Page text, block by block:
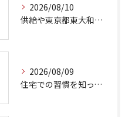
2026/08/10
供給や東京都東大和市での不動産売却を辞書的意味から実生活まで徹底解説
2026/08/09
住宅での習慣を知って東京都立川市で安心の暮らしを実現する方法